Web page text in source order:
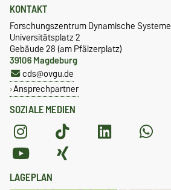
SOZIALE MEDIEN
KONTAKT
Forschungszentrum Dynamische Systeme
Universitätsplatz 2
Gebäude 28 (am Pfälzerplatz)
39106 Magdeburg
cds@ovgu.de
Ansprechpartner
LAGEPLAN